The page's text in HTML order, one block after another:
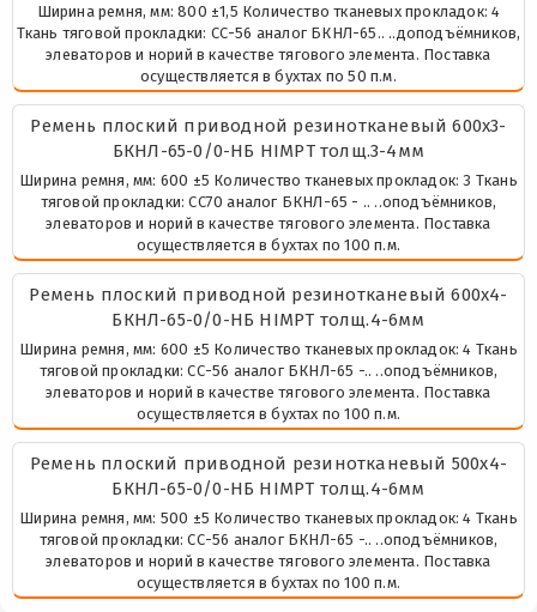
Ширина ремня, мм: 800 ±1,5 Количество тканевых прокладок: 4
Ткань тяговой прокладки: СС-56 аналог БКНЛ-65.. ..доподъёмников,
элеваторов и норий в качестве тягового элемента. Поставка
осуществляется в бухтах по 50 п.м.
Ремень плоский приводной резинотканевый 600х3-
БКНЛ-65-0/0-НБ HIMPT толщ.3-4мм
Ширина ремня, мм: 600 ±5 Количество тканевых прокладок: 3 Ткань
тяговой прокладки: СС70 аналог БКНЛ-65 - .. ..оподъёмников,
элеваторов и норий в качестве тягового элемента. Поставка
осуществляется в бухтах по 100 п.м.
Ремень плоский приводной резинотканевый 600х4-
БКНЛ-65-0/0-НБ HIMPT толщ.4-6мм
Ширина ремня, мм: 600 ±5 Количество тканевых прокладок: 4 Ткань
тяговой прокладки: СС-56 аналог БКНЛ-65 -.. ..оподъёмников,
элеваторов и норий в качестве тягового элемента. Поставка
осуществляется в бухтах по 100 п.м.
Ремень плоский приводной резинотканевый 500х4-
БКНЛ-65-0/0-НБ HIMPT толщ.4-6мм
Ширина ремня, мм: 500 ±5 Количество тканевых прокладок: 4 Ткань
тяговой прокладки: СС-56 аналог БКНЛ-65 -.. ..оподъёмников,
элеваторов и норий в качестве тягового элемента. Поставка
осуществляется в бухтах по 100 п.м.